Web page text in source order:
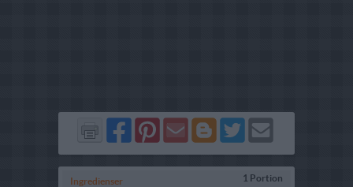
Del
på
Facebook
Del
på
Pinterest
Send
via
GMail
Del
på
Blogger
Del
på
Twitter
Send
Ingredienser 1 Portion